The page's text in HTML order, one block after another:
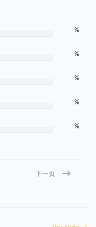
%
%
%
%
%
下一页